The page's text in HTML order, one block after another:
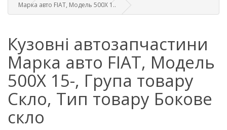
Марка авто FIAT, Модель 500X 1..
Кузовні автозапчастини
Марка авто FIAT, Модель
500X 15-, Група товару
Скло, Тип товару Бокове
скло